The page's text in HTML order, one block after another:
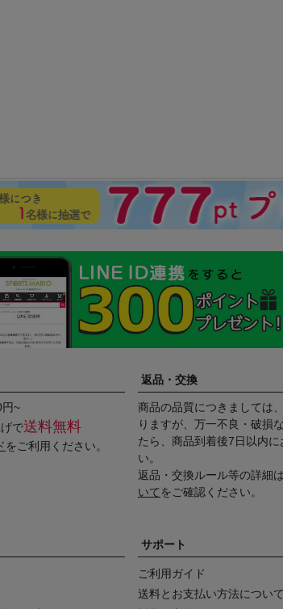
~
で送料無料
をご利用ください。
返品・交換
商品の品質につきましては
りますが、万一不良・破損
たら、商品到着後7日以内に
い。
返品・交換ルール等の詳細は
いて をご確認ください。
サポート
ご利用ガイド
送料とお支払い方法について